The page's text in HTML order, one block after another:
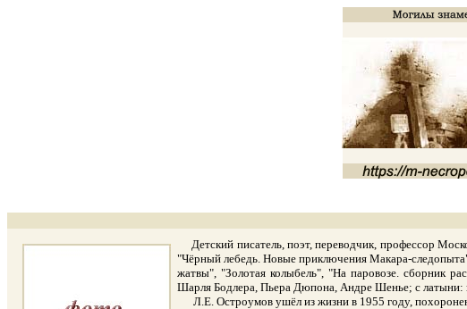
Детский писатель, поэт, переводчик, профессор
"Чёрный лебедь. Новые приключения Макара-
жатвы", "Золотая колыбель", "На паровозе. сборник
Шарля Бодлера, Пьера Дюпона, Андре Шенье; с латыни:
Л.Е. Остроумов ушёл из жизни в 1955 году,